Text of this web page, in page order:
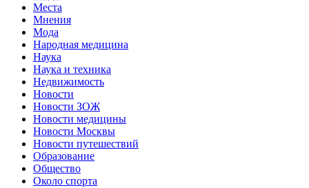
Места
Мнения
Мода
Народная медицина
Наука
Наука и техника
Недвижимость
Новости
Новости ЗОЖ
Новости медицины
Новости Москвы
Новости путешествий
Образование
Общество
Около спорта